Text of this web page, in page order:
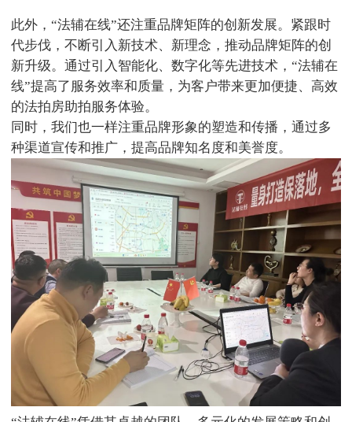
此外，“法辅在线”还注重品牌矩阵的创新发展。紧跟时
代步伐，不断引入新技术、新理念，推动品牌矩阵的创
新升级。通过引入智能化、数字化等先进技术，“法辅在
线”提高了服务效率和质量，为客户带来更加便捷、高效
的法拍房助拍服务体验。
同时，我们也一样注重品牌形象的塑造和传播，通过多
种渠道宣传和推广，提高品牌知名度和美誉度。